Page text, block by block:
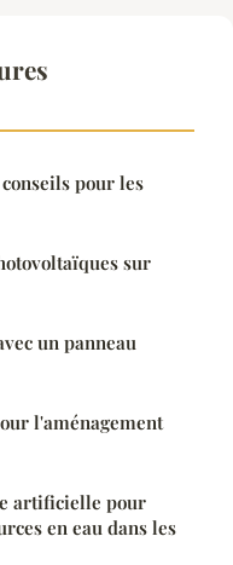
pour les
sur
un panneau
l'aménagement
artificielle pour
en eau dans les